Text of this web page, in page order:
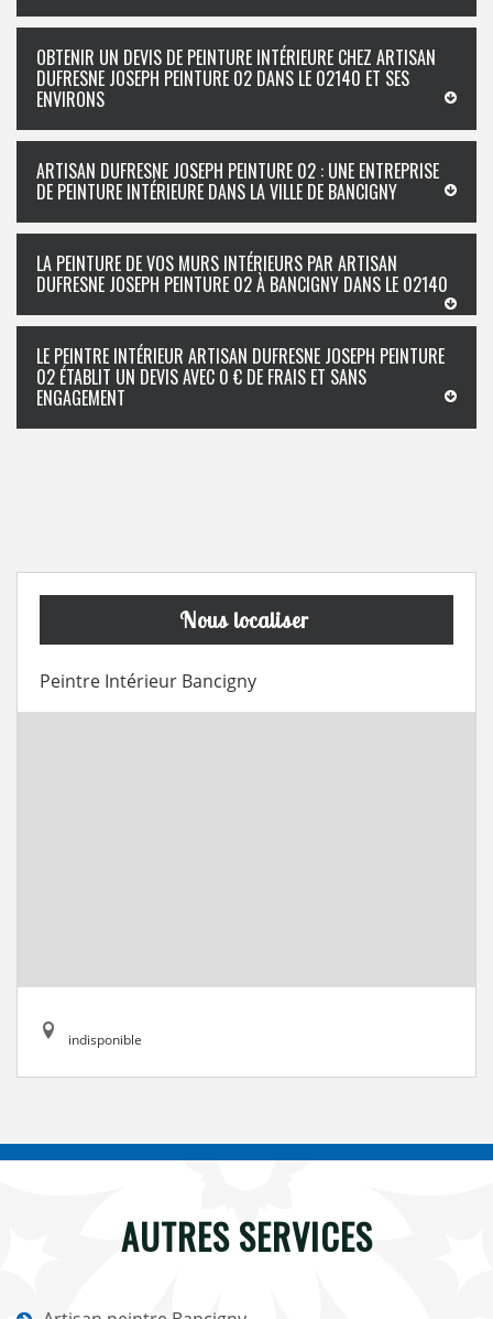
OBTENIR UN DEVIS DE PEINTURE INTÉRIEURE CHEZ ARTISAN
DUFRESNE JOSEPH PEINTURE 02 DANS LE 02140 ET SES
ENVIRONS
ARTISAN DUFRESNE JOSEPH PEINTURE 02 : UNE ENTREPRISE
DE PEINTURE INTÉRIEURE DANS LA VILLE DE BANCIGNY
LA PEINTURE DE VOS MURS INTÉRIEURS PAR ARTISAN
DUFRESNE JOSEPH PEINTURE 02 À BANCIGNY DANS LE 02140
LE PEINTRE INTÉRIEUR ARTISAN DUFRESNE JOSEPH PEINTURE
02 ÉTABLIT UN DEVIS AVEC 0 € DE FRAIS ET SANS
ENGAGEMENT
Nous localiser
Peintre Intérieur Bancigny
indisponible
AUTRES SERVICES